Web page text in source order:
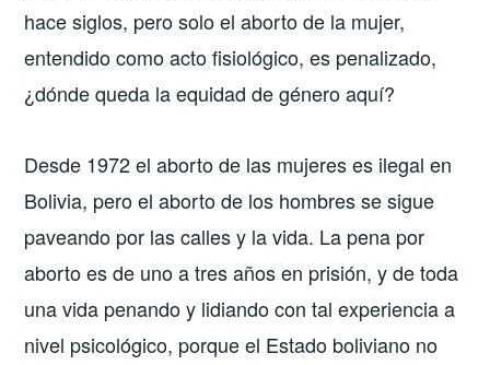
hace siglos, pero solo el aborto de la mujer,
entendido como acto fisiológico, es penalizado,
¿dónde queda la equidad de género aquí?
Desde 1972 el aborto de las mujeres es ilegal en
Bolivia, pero el aborto de los hombres se sigue
paveando por las calles y la vida. La pena por
aborto es de uno a tres años en prisión, y de toda
una vida penando y lidiando con tal experiencia a
nivel psicológico, porque el Estado boliviano no